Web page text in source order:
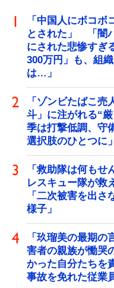
「中国人にボコ
とされた」 「闇
にされた悲惨す
300万円」も、組
は…」
「ゾンビたばこ
斗」に注がれる“
季は打撃低調、守
選択肢のひとつに」
「救助隊は何もせ
レスキュー隊が
「二次被害を出
様子」
「玖瑠美の最期
害者の親族が慟哭
かった自分たちを
事故を免れた従業